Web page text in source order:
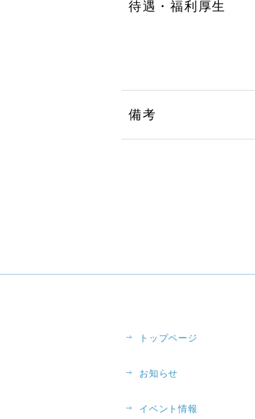
待遇・福利厚生
備考
トップページ
お知らせ
イベント情報